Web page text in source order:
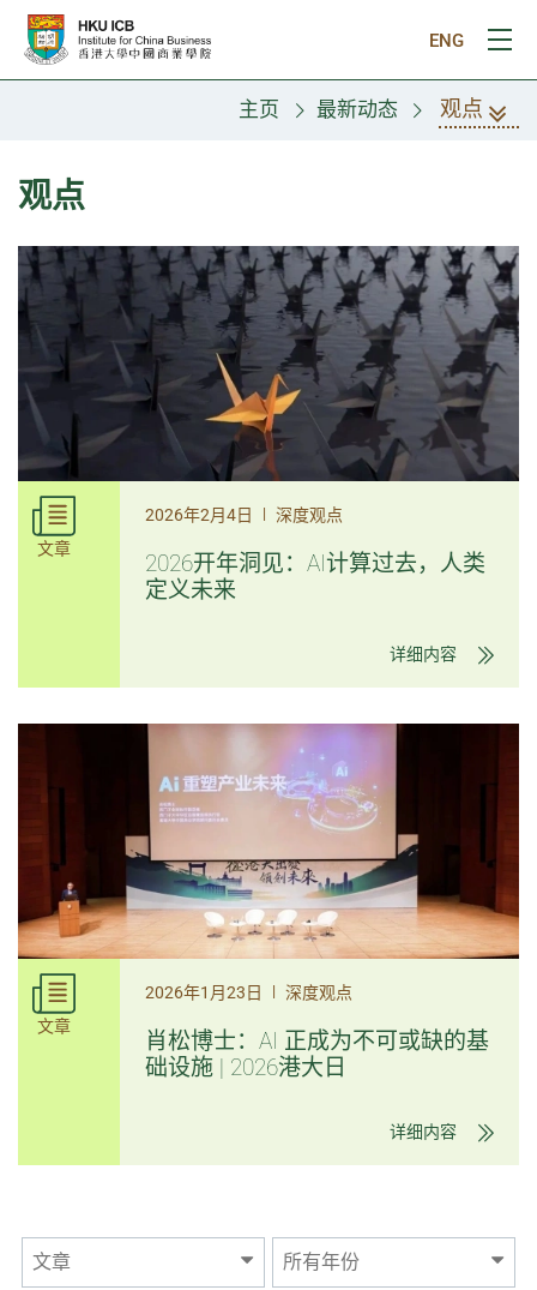
跳往主要内容
ENG
打
主页 最新动态 观点
观点
文章
2026年2月4日 | 深度观点
2026开年洞见：AI计算过去，人类
定义未来
详细内容
文章
2026年1月23日 | 深度观点
肖松博士：AI 正成为不可或缺的基
础设施 | 2026港大日
详细内容
文章 所有年份